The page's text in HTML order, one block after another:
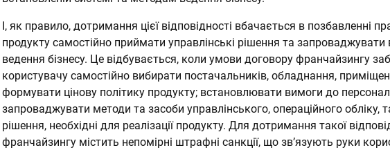
І, як правило, дотримання цієї відповідності вбачається в позбавленні
продукту самостійно приймати управлінські рішення та запроваджувати
ведення бізнесу. Це відбувається, коли умови договору франчайзингу
користувачу самостійно вибирати постачальників, обладнання,
формувати цінову політику продукту; встановлювати вимоги до
запроваджувати методи та засоби управлінського, операційного обліку,
рішення, необхідні для реалізації продукту. Для дотримання такої
франчайзингу містить непомірні штрафні санкції, що зв’язують руки